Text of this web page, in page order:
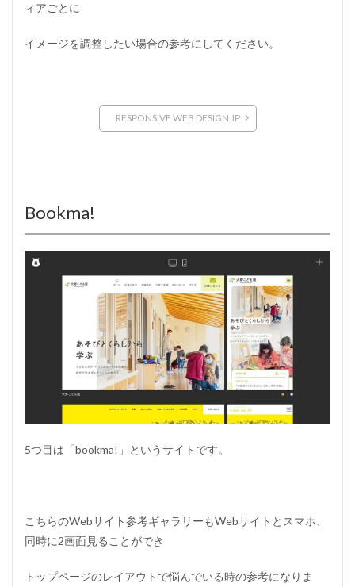
ィアごとに
イメージを調整したい場合の参考にしてください。
RESPONSIVE WEB DESIGN JP
Bookma!
5つ目は「bookma!」というサイトです。
こちらのWebサイト参考ギャラリーもWebサイトとスマホ、
同時に2画面見ることができ
トップページのレイアウトで悩んでいる時の参考になりま